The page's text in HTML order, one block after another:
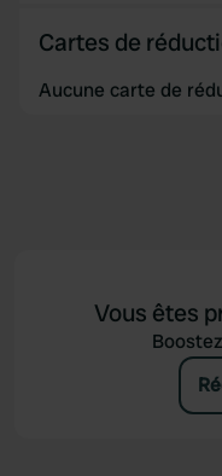
Cartes de
Aucune carte de
Vous êtes